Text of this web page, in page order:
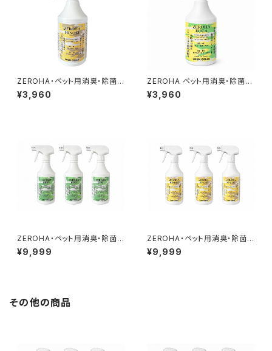
ZEROHA・ペット用消臭・除菌ス
プレー 吉野ひのきタイプ 約5
20ml
¥3,960
ZEROHA ペット用消臭・除菌ス
プレー レモンユーカリタイ
プ 約520ml
¥3,960
ZEROHA・ペット用消臭・除菌ス
プレークスノキタイプ 約520m
l×3本セット
¥9,999
ZEROHA・ペット用消臭・除菌ス
プレー 吉野ひのきタイプ 約5
20ml×3本セット
¥9,999
その他の商品